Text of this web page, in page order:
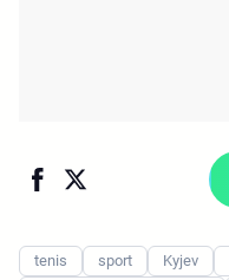
tenis sport Kyjev